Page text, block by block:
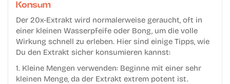
Konsum
Der 20x-Extrakt wird normalerweise geraucht, oft in
einer kleinen Wasserpfeife oder Bong, um die volle
Wirkung schnell zu erleben. Hier sind einige Tipps, wie
Du den Extrakt sicher konsumieren kannst:
1. Kleine Mengen verwenden: Beginne mit einer sehr
kleinen Menge, da der Extrakt extrem potent ist.